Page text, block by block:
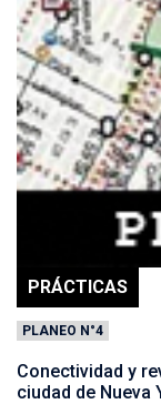
PRÁCTICAS
PLANEO N°4
Conectividad y
ciudad de Nueva